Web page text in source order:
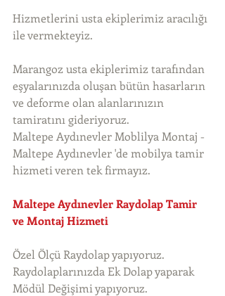
Hizmetlerini usta ekiplerimiz aracılığı
ile vermekteyiz.
Marangoz usta ekiplerimiz tarafından
eşyalarınızda oluşan bütün hasarların
ve deforme olan alanlarınızın
tamiratını gideriyoruz.
Maltepe Aydınevler Moblilya Montaj -
Maltepe Aydınevler 'de mobilya tamir
hizmeti veren tek firmayız.
Maltepe Aydınevler Raydolap Tamir
ve Montaj Hizmeti
Özel Ölçü Raydolap yapıyoruz.
Raydolaplarınızda Ek Dolap yaparak
Mödül Değişimi yapıyoruz.